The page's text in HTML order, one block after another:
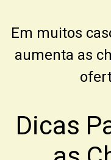
Em muitos
aumenta as
Dicas